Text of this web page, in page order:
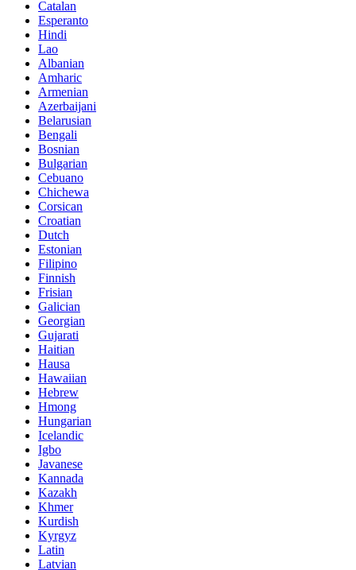
Catalan
Esperanto
Hindi
Lao
Albanian
Amharic
Armenian
Azerbaijani
Belarusian
Bengali
Bosnian
Bulgarian
Cebuano
Chichewa
Corsican
Croatian
Dutch
Estonian
Filipino
Finnish
Frisian
Galician
Georgian
Gujarati
Haitian
Hausa
Hawaiian
Hebrew
Hmong
Hungarian
Icelandic
Igbo
Javanese
Kannada
Kazakh
Khmer
Kurdish
Kyrgyz
Latin
Latvian